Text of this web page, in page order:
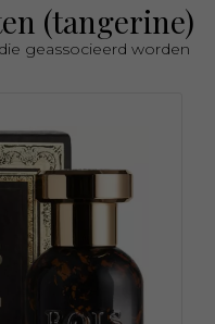
(tangerine)
geassocieerd worden